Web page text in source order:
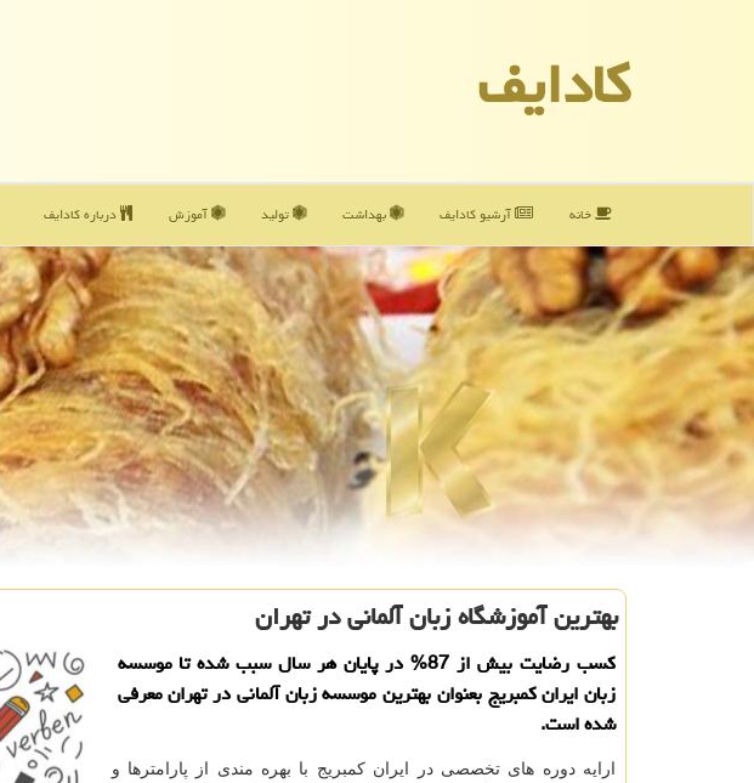
كادایف
خانه آرشیو كادایف بهداشت تولید آموزش درباره كادایف
بهترین آموزشگاه زبان آلمانی در تهران
كسب رضایت بیش از 87% در پایان هر سال سبب شده تا موسسه
زبان ایران كمبریج بعنوان بهترین موسسه زبان آلمانی در تهران معرفی
شده است.
ارایه دوره های تخصصی در ایران کمبریج با بهره مندی از پارامترها و